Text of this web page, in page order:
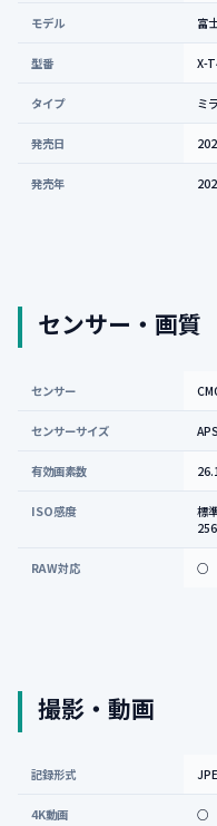
モデル 富
型番 X-
タイプ ミ
発売日
発売年
センサー・画質
センサー
センサーサイズ
有効画素数 26.1
ISO感度
標
RAW対応 ○
撮影・動画
記録形式
4K動画 ○